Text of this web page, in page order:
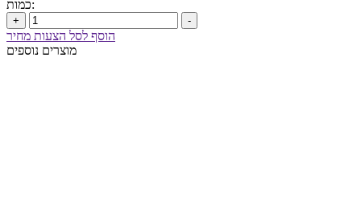
כמות:
+ -
הוסף לסל הצעות מחיר
מוצרים נוספים